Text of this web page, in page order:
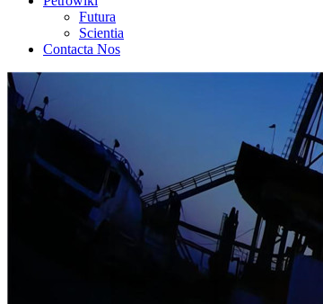
Futura
Scientia
Contacta Nos